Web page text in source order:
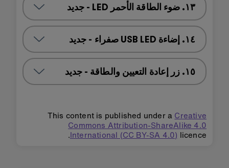
١٣. ضوء الطاقة الأحمر LED - جديد
١٤. إضاءة USB LED صفراء - جديد
١٥. زر إعادة التعيين والطاقة - جديد
This content is published under a Creative
Commons Attribution-ShareAlike 4.0
International (CC BY-SA 4.0) licence.